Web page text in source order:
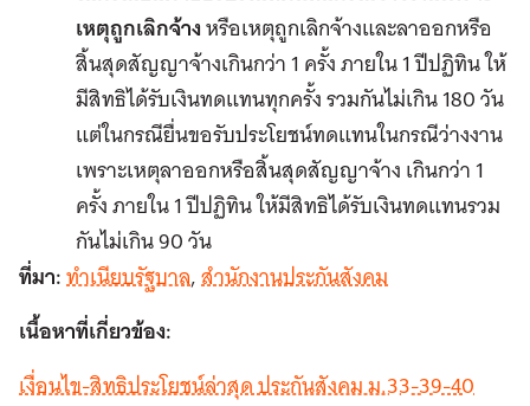
เหตุถูกเลิกจ้างหรือเหตุถูกเลิกจ้างและลาออกหรือ
สิ้นสุดสัญญาจ้างเกินกว่า1 ครั้งภายใน1ปีปฏิทินให้
มีสิทธิได้รับเงินทดแทนทุกครั้งรวมกันไม่เกิน180วัน
แต่ในกรณียื่นขอรับประโยชน์ทดแทนในกรณีว่างงาน
เพราะเหตุลาออกหรือสิ้นสุดสัญญาจ้างเกินกว่า1
ครั้งภายใน1ปีปฏิทินให้มีสิทธิได้รับเงินทดแทนรวม
กันไม่เกิน90วัน
ที่มา:ทำเนียบรัฐบาล,สำนักงานประกันสังคม
เนื้อหาที่เกี่ยวข้อง:
เงื่อนไข-สิทธิประโยชน์ล่าสุด ประกันสังคม ม.33-39-40